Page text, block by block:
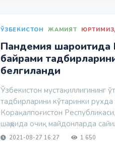
ЎЗБЕКИСТОН ЖАМИЯТ
Пандемия шароитида
байрами
белгиланди
Ўзбекистон мустақиллигининг
тадбирларини кўтаринки
Корақалпоғистон
шаҳрида очиқ майдонларда
2021-08-27 16:27 1 650